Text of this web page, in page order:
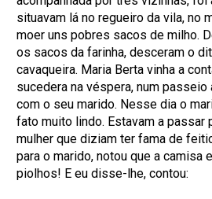
situavam lá no regueiro da vila, no
moer uns pobres sacos de milho.
os sacos da farinha, desceram o
cavaqueira. Maria Berta vinha a
sucedera na véspera, num passeio
com o seu marido. Nesse dia o
fato muito lindo. Estavam a passar
mulher que diziam ter fama de
para o marido, notou que a camisa
piolhos! E eu disse-lhe, contou: